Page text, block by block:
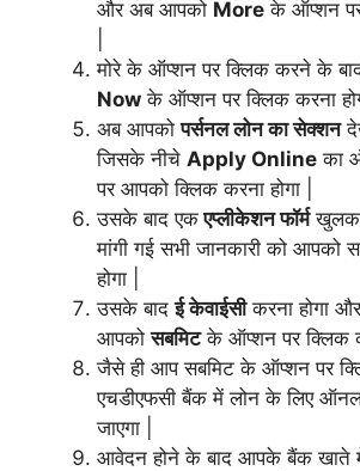
और अब आपको More के ऑप्शन पर
मोरे के ऑप्शन पर क्लिक करने के
Now के ऑप्शन पर क्लिक करना
अब आपकोपर्सनल लोन का सेक्शन
जिसके नीचे Apply Online का
पर आपको क्लिक करना होगा |
उसके बाद एकएप्लीकेशन फॉर्म
मांगी गई सभी जानकारी को आपको
होगा |
उसके बादई केवाईसीकरना होगा
आपकोसबमिटके ऑप्शन पर क्लिक
जैसे ही आप सबमिट के ऑप्शन पर
एचडीएफसी बैंक में लोन के लिए
जाएगा |
आवेदन होने के बाद आपके बैंक खाते